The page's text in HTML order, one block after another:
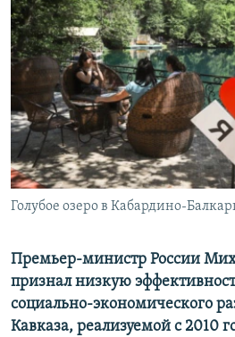
РАСПИСАНИЕ ВЕЩАНИЯ
ПОДПИШИТЕСЬ НА РАССЫЛКУ
СОЦИАЛЬНЫЕ СЕТИ
Голубое озеро в Кабардино-
Премьер-министр России
признал низкую
социально-экономического
Кавказа, реализуемой с 2010